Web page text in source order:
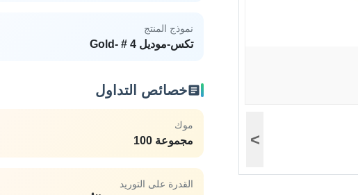
>
نموذج المنتج
تكس-موديل 4 # -Gold
خصائص التداول
موك
مجموعة 100
القدرة على التوريد